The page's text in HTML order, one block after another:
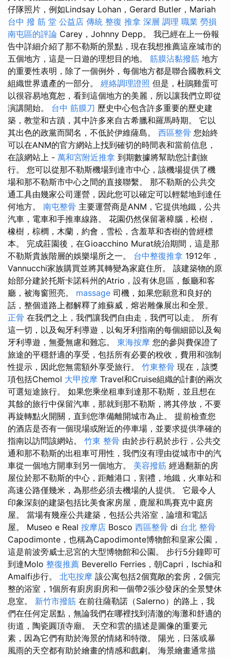
仔隊照片，例如Lindsay Lohan，Gerard Butler，Mariah
台中 撥 筋 堂 公益店 傳統 整復 推拿 深層 調理 職業 勞損
南屯區的評論 Carey，Johnny Depp。 我已經在上一份報
告中詳細介紹了那不勒斯的景點，現在我想推薦這座城市的
五個地方，這是一日遊的理想目的地。 筋膜沾黏撥筋 地方
的重要性表明，除了一個例外，每個地方都是聯合國教科文
組織世界遺產的一部分。 經絡調理證照 但是，杜鵑雞蛋可
以很容易地寬恕，看到這個地方的美麗，所以讓我們立即從
演講開始。 台中 筋膜刀 歷史中心包含許多重要的歷史建
築，教堂和古蹟，其中許多來自古希臘和羅馬時期。 它以
其出色的政黨而聞名，不低於伊維薩島。 西區整骨 您始終
可以在ANM的官方網站上找到確切的時間表和當前信息，
在該網站上 - 萬和宮附近推拿 到期數據將幫助您計劃旅
行。 您可以從那不勒斯機場到達市中心，該機場提供了機
場和那不勒斯市中心之間的直接聯繫。 那不勒斯的公共交
通工具由幾家公司運營，因此您可以確定可以輕鬆地到達任
何地方。 南屯整骨 主要運營商是ANM，它提供地鐵，公共
汽車，電車和手推車線路。 花園仍然保留著樟腦，松樹，
橡樹，棕櫚，木蘭，約會，雪松，含羞草和杏樹的曾經標
本。 完成莊園後，在Gioacchino Murat統治期間，這是那
不勒斯貴族階層的娛樂場所之一。 台中整復推拿 1912年，
Vannucchi家族購買並將其轉變為家庭住所。 該建築物的原
始部分建於托斯卡諾科州的Atrio，設有休息區，飯廳和客
廳，被海窗照亮。 massage 司機，如果您願意和良好的
話，整個道路上都解釋了維蘇威，熔岩雕像展出和全景。
正骨 在我們之上，我們讓我們自由走，我們可以走。 所有
這一切，以及匈牙利導遊，以匈牙利指南的每個細節以及匈
牙利導遊，無憂無慮和難忘。 東海按摩 您的參與費保證了
旅途的平穩舒適的享受，包括所有必要的稅收，費用和強制
性提示，因此您無需額外享受旅行。 竹東整骨 現在，該獎
項包括Chemol 大甲按摩 Travel和Cruise組織的計劃的兩次
可選短途旅行。 如果您乘坐租車到達那不勒斯，並且想在
其餘的旅行中保留汽車，那就到那不勒斯，將其停放，不要
再旋轉點火開關，直到您準備離開城市為止。 提前檢查您
的酒店是否有一個現場或附近的停車場，並要求提供準確的
指南以訪問該網站。 竹東 整骨 由於步行易於步行，公共交
通和那不勒斯的出租車可用性，我們沒有理由從城市中的汽
車從一個地方開車到另一個地方。 美容撥筋 經過翻新的房
屋位於那不勒斯的中心，距離港口，割禮，地鐵，火車站和
高速公路僅幾米，為那些必須去機場的人提供。 它最令人
印象深刻的建築包括比美食家房屋，鹿屋和馬賽克中庭房
屋。 當場有幾座公共建​​築，包括公共浴室，論壇和電話
屋。 Museo e Real 按摩店 Bosco 西區整骨 di 台北 整骨
Capodimonte，也稱為Capodimonte博物館和皇家公園，
這是前波旁威士忌宮的大型博物館和公園。 步行5分鐘即可
到達Molo 整復推薦 Beverello Ferries，朝Capri，Ischia和
Amalfi步行。 北屯按摩 該公寓包括2個寬敞的套房，2個完
整的浴室，1個所有廚房廚房和一個帶2張沙發床的全景雙休
息室。 新竹市撥筋 在前往薩勒諾（Salerno）的路上，我
們在任何定居點，無論我們在哪裡找到清澈的海灘和舒適的
街道，陶瓷圓頂寺廟。 天空和雲的描述是圖像的重要元
素，因為它們有助於海景的情緒和特徵。 陽光，日落或暴
風雨的天空都有助於繪畫的情感和戲劇。 海景繪畫通常描